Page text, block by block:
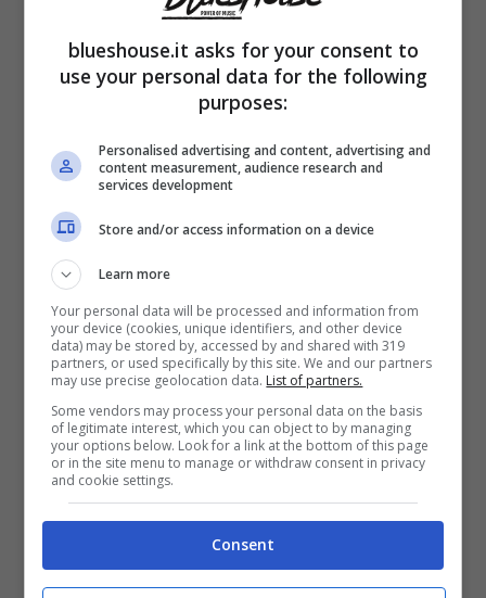
care. Uno di questiluoghi è sicuramente la
Cantina Bentivoglio.
Situato inVia Mascarella, 4/bè un punto di
ritrovo per chi ama la musica di qualità e
ricercata a suon dell’inconfondibile jazz,
per la pronuncia corretta si consiglia di
leggere questo approfondimento.Cantina
Bentivoglio è dotato di un palco che accoglie
varie band che suonano musica e permette
di gustarne ogni sfaccettatura
accompagnando una cena ricca. In estate,
all’esterno del locale si accoglie ilsalotto del
blueshouse.it asks for your consent to
use your personal data for the following
purposes:
Personalised advertising and content, advertising and
content measurement, audience research and
services development
Store and/or access information on a device
Learn more
Your personal data will be processed and information from
your device (cookies, unique identifiers, and other device
data) may be stored by, accessed by and shared with 319
partners, or used specifically by this site. We and our partners
may use precise geolocation data. List of partners.
Some vendors may process your personal data on the basis
of legitimate interest, which you can object to by managing
your options below. Look for a link at the bottom of this page
or in the site menu to manage or withdraw consent in privacy
and cookie settings.
Consent